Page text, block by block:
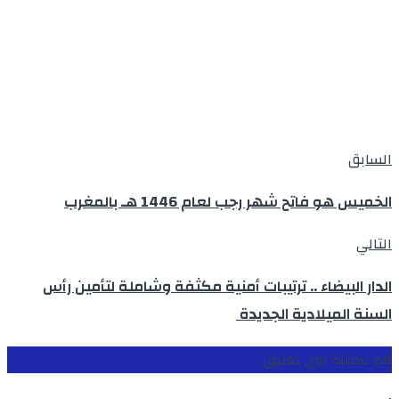
السابق
الخميس هو فاتح شهر رجب لعام 1446 هـ بالمغرب
التالي
الدار البيضاء .. ترتيبات أمنية مكثفة وشاملة لتأمين رأس
السنة الميلادية الجديدة
قم بكتابة اول تعليق